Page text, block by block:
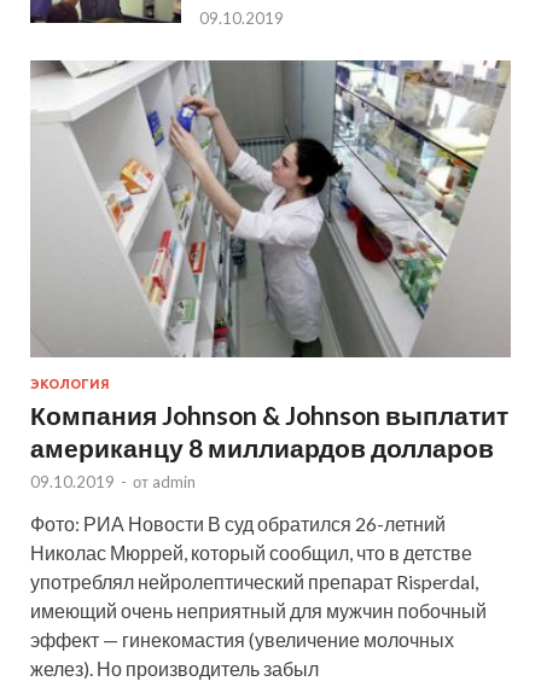
09.10.2019
ЭКОЛОГИЯ
Компания Johnson & Johnson выплатит
американцу 8 миллиардов долларов
09.10.2019 - от admin
Фото: РИА Новости В суд обратился 26-летний
Николас Мюррей, который сообщил, что в детстве
употреблял нейролептический препарат Risperdal,
имеющий очень неприятный для мужчин побочный
эффект — гинекомастия (увеличение молочных
желез). Но производитель забыл